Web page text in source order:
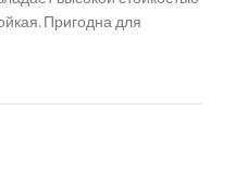
Пригодна для